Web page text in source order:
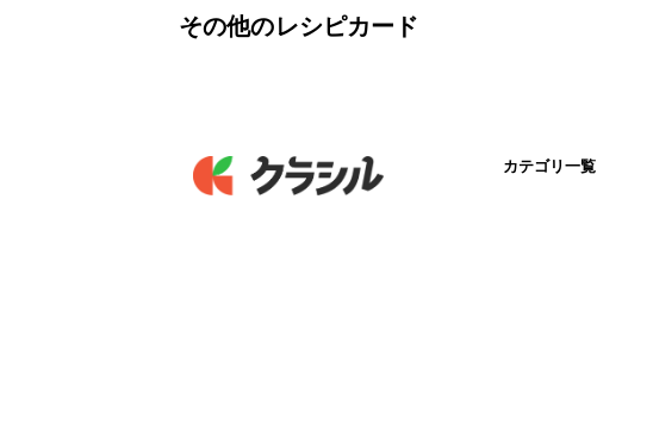
その他のレシピカード
カテゴリ一覧